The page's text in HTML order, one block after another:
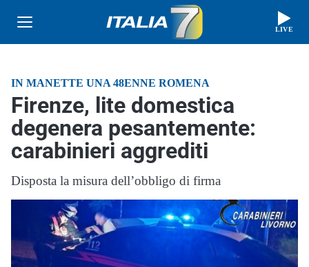
LIVE
IN MANETTE UNA 48ENNE ROMENA
Firenze, lite domestica
degenera pesantemente:
carabinieri aggrediti
Disposta la misura dell’obbligo di firma